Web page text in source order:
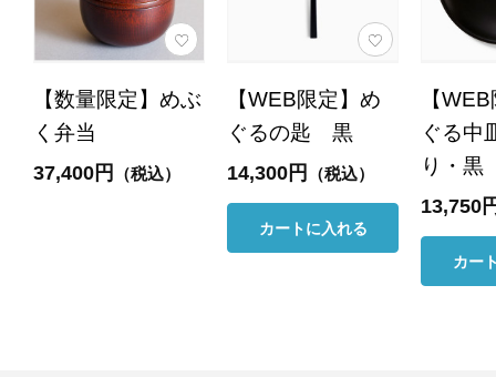
【数量限定】めぶ
く弁当
37,400円 （税込）
【WEB限定】め
ぐるの匙 黒
14,300円 （税込）
カートに入れる
【
ぐる
り・
13,750
カー